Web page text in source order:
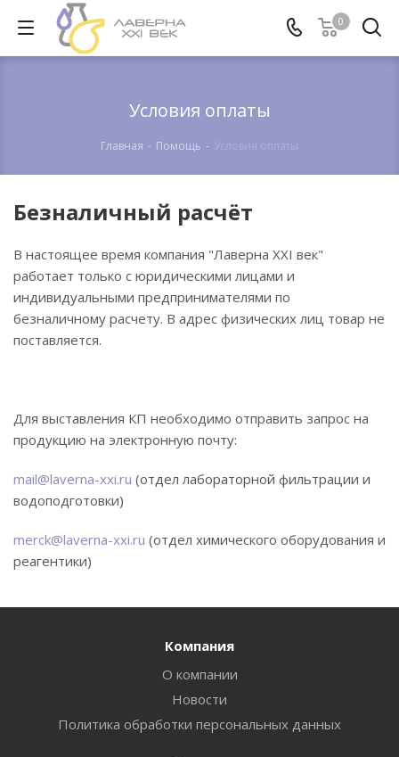
0
Условия оплаты
Главная - Помощь -
Безналичный расчёт
В настоящее время компания "Лаверна XXI век"
работает только с юридическими лицами и
индивидуальными предпринимателями по
безналичному расчету. В адрес физических лиц товар не
поставляется.
Для выставления КП необходимо отправить запрос на
продукцию на электронную почту:
mail@laverna-xxi.ru (отдел лабораторной фильтрации и
водоподготовки)
merck@laverna-xxi.ru (отдел химического оборудования и
реагентики)
Компания
О компании
Новости
Политика обработки персональных данных